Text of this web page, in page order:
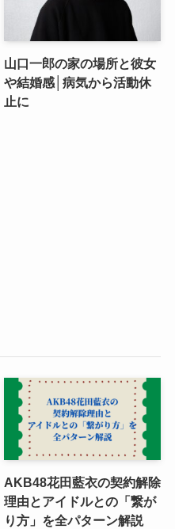
山口一郎の家の場所と彼女
や結婚感│病気から活動休
止に
AKB48花田藍衣の契約解除
理由とアイドルとの「繋が
り方」を全パターン解説